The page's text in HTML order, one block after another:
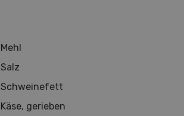
Mehl
Salz
Schweinefett
Käse, gerieben